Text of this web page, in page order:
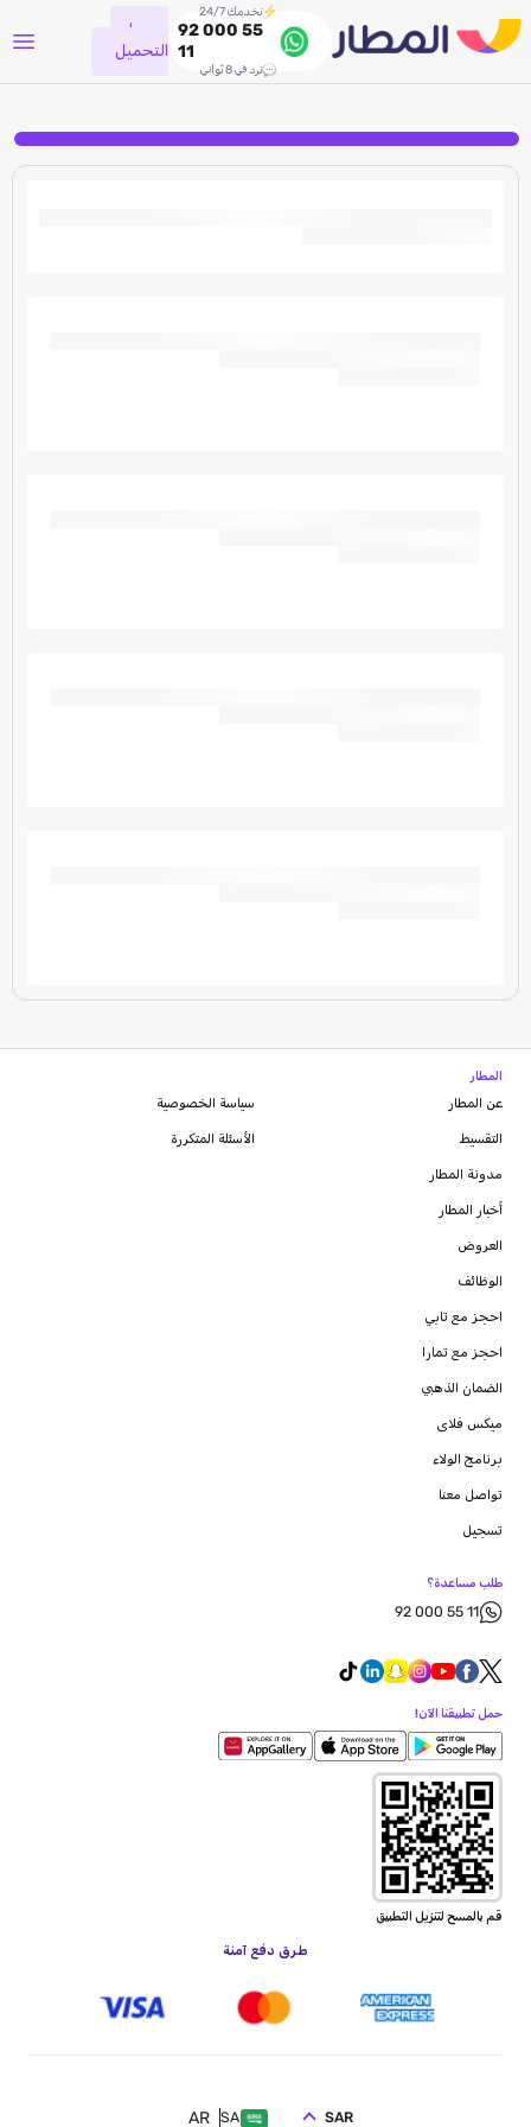
نخدمك 24/7
92 000 55
11
نرد في 8 ثواني
جاري
التحميل
المطار
عن المطار
التقسيط
مدونة المطار
أخبار المطار
العروض
الوظائف
احجز مع تابي
احجز مع تمارا
الضمان الذهبي
ميكس فلاى
برنامج الولاء
سياسة الخصوصية
الأسئلة المتكررة
تواصل معنا
تسجيل
طلب مساعدة؟
92 000 55 11
حمل تطبيقنا الآن!
قم بالمسح لتنزيل التطبيق
طرق دفع آمنة
SA
AR SAR